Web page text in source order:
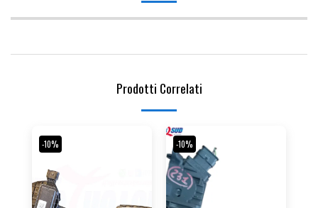
Prodotti Correlati
-10% -10%